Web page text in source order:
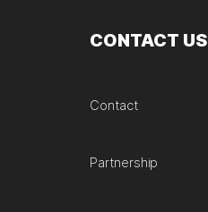
CONTACT US
Contact
Partnership